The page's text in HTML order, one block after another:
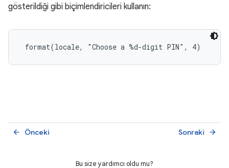
gösterildiği gibi biçimlendiricileri kullanın:
format(locale, "Choose a %d-digit PIN", 4)
Önceki
arrow_back Sonraki arrow_forward
Bu size yardımcı oldu mu?